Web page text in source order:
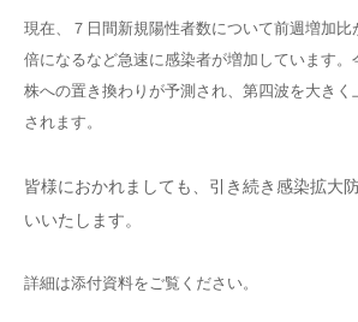
現在、７日間新規陽性者数について前週増加
倍になるなど急速に感染者が増加しています。
株への置き換わりが予測され、第四波を大きく
されます。
皆様におかれましても、引き続き感染拡大
いいたします。
詳細は添付資料をご覧ください。